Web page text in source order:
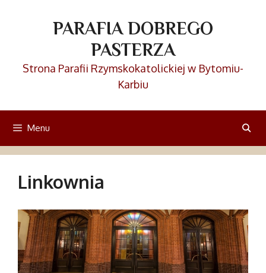
PARAFIA DOBREGO
PASTERZA
Strona Parafii Rzymskokatolickiej w Bytomiu-
Karbiu
Menu
Linkownia